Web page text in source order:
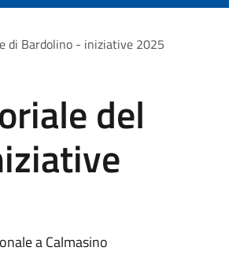
di Bardolino - iniziative 2025
del
a Calmasino